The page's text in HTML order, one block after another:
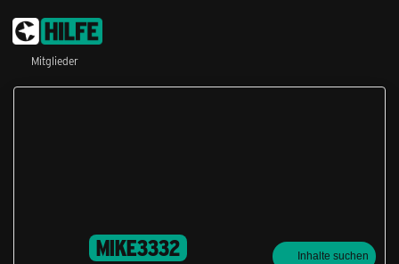
Mitglieder
MIKE3332 Inhalte suchen